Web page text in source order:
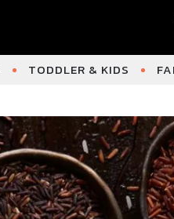
TODDLER & KIDS